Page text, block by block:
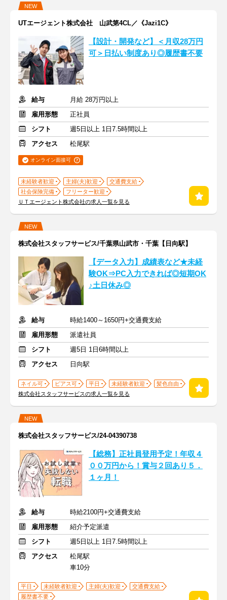
NEW
UTエージェント株式会社 山武第4CL／《Jazi1C》
【設計・開発など】＜月収28万円
可＞日払い制度あり◎履歴書不要
給与
月給 28万円以上
雇用形態
正社員
シフト
週5日以上 1日7.5時間以上
アクセス
松尾駅
オンライン面接可
未経験者歓迎 主婦(夫)歓迎
交通費支給
社会保険完備
フリーター歓迎
ＵＴエージェント株式会社の求人一覧を見る
NEW
株式会社スタッフサービス/千葉県山武市・千葉【日向駅】
【データ入力】成績表など★未経
験OK⇒PC入力できれば◎短期OK
♪土日休み◎
給与
時給1400～1650円+交通費支給
雇用形態
派遣社員
シフト
週5日 1日6時間以上
アクセス
日向駅
ネイル可 ピアス可 平日 未経験者歓迎
髪色自由
株式会社スタッフサービスの求人一覧を見る
NEW
株式会社スタッフサービス/24-04390738
【総務】正社員登用予定！年収４
００万円から！賞与２回あり５．
１ヶ月！
給与
時給2100円+交通費支給
雇用形態
紹介予定派遣
シフト
週5日以上 1日7.5時間以上
アクセス
松尾駅
車10分
平日 未経験者歓迎 主婦(夫)歓迎
交通費支給
履歴書不要